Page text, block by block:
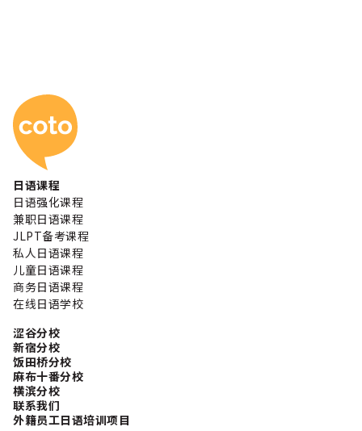
Coto 日本语学校
日语课程
日语强化课程
兼职日语课程
JLPT备考课程
私人日语课程
儿童日语课程
商务日语课程
在线日语学校
涩谷分校
新宿分校
饭田桥分校
麻布十番分校
横滨分校
联系我们
外籍员工日语培训项目